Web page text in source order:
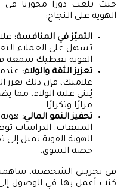
حيث تلعب دوراً محورياً في
الهوية على النجاح:
التميّز في المنافسة:
تسهل على العملاء
القوية تعطيك سمعة
تعزيز الثقة والولاء:
علامتك، فإن ذلك يعزز
يُبنى عليه الولاء،
مرارًا وتكرارًا.
تحفيز النمو المالي:
المبيعات. الدراسات
الهوية القوية تميل
حصة السوق.
في تجربتي الشخصية، ساهمت
كنت أعمل بها في الوصول إلى